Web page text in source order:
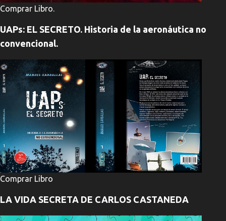
Comprar Libro.
UAPs: EL SECRETO. Historia de la aeronáutica no
convencional.
Comprar Libro
LA VIDA SECRETA DE CARLOS CASTANEDA